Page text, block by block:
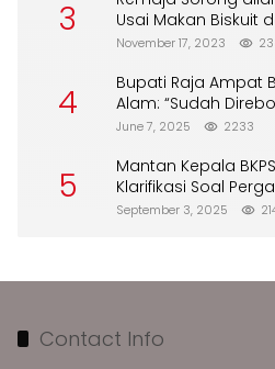
3
November 17, 2023
4
Bupati Raja Ampat
Alam: “Sudah
Merusak Lingkungan”
June 7, 2025 2233
5
Mantan Kepala
Klarifikasi Soal
September 3, 2025
Contact Info